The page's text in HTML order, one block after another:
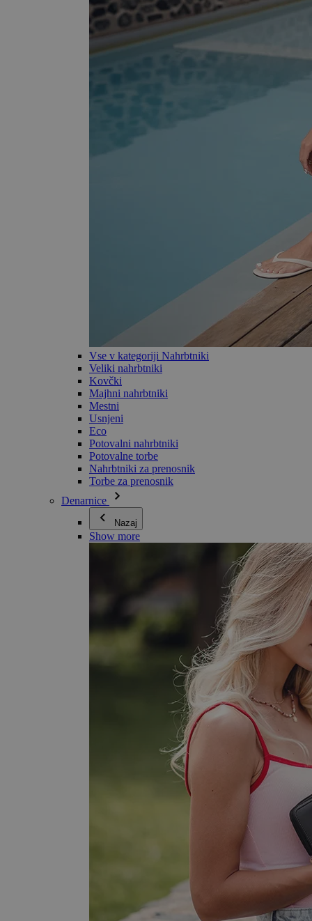
Vse v kategoriji Nahrbtniki
Veliki nahrbtniki
Kovčki
Majhni nahrbtniki
Mestni
Usnjeni
Eco
Potovalni nahrbtniki
Potovalne torbe
Nahrbtniki za prenosnik
Torbe za prenosnik
Denarnice
Nazaj
Show more